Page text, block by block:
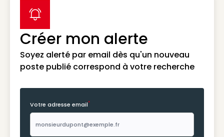
Créer mon alerte
Soyez alerté par email dès qu'un nouveau
poste publié correspond à votre recherche
label icon
Votre adresse email*